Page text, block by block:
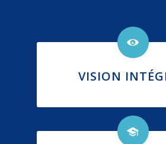
VISION